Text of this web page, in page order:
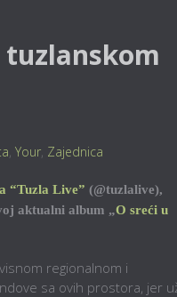
, Your, Zajednica
“Tuzla Live” (@tuzlalive),
aktualni album „O sreći u
regionalnom i
sa ovih prostora, jer